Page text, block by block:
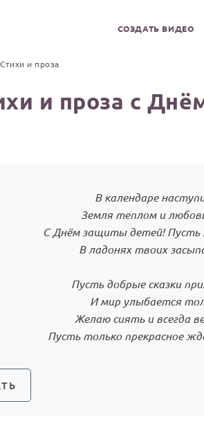
СОЗДАТЬ ВИДЕО
Стихи и проза
и проза с
В календаре
Земля теплом и
С Днём защиты детей!
В ладонях твоих
Пусть добрые сказки
И мир улыбается
Желаю сиять и всегда
Пусть только прекрасное